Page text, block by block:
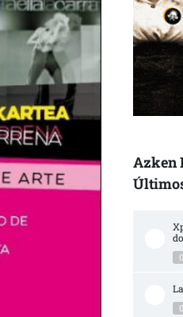
Azken